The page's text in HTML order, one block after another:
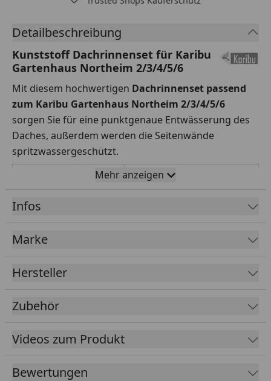
Detailbeschreibung
Kunststoff Dachrinnenset für Karibu
Gartenhaus Northeim 2/3/4/5/6
Mit diesem hochwertigen Dachrinnenset passend
zum Karibu Gartenhaus Northeim 2/3/4/5/6
sorgen Sie für eine punktgenaue Entwässerung des
Daches, außerdem werden die Seitenwände
spritzwassergeschützt.
78 mm
Fallrohrdurchmesser
Material
Kunststoff
Mehr anzeigen
Infos
Marke
Hersteller
Zubehör
Videos zum Produkt
Bewertungen